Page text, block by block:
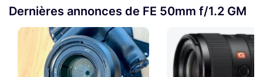
Dernières annonces de FE 50mm f/1.2 GM